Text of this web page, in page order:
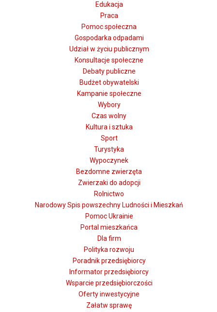
Edukacja
Praca
Pomoc społeczna
Gospodarka odpadami
Udział w życiu publicznym
Konsultacje społeczne
Debaty publiczne
Budżet obywatelski
Kampanie społeczne
Wybory
Czas wolny
Kultura i sztuka
Sport
Turystyka
Wypoczynek
Bezdomne zwierzęta
Zwierzaki do adopcji
Rolnictwo
Narodowy Spis powszechny Ludności i Mieszkań
Pomoc Ukrainie
Portal mieszkańca
Dla firm
Polityka rozwoju
Poradnik przedsiębiorcy
Informator przedsiębiorcy
Wsparcie przedsiębiorczości
Oferty inwestycyjne
Załatw sprawę